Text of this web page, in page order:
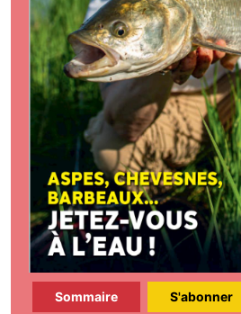
Sommaire S'abonner